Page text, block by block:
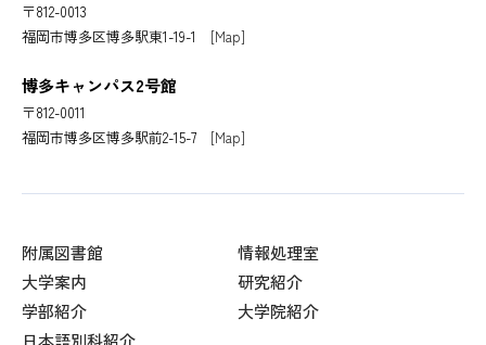
〒812-0013
福岡市博多区博多駅東1-19-1 [Map]
博多キャンパス2号館
〒812-0011
福岡市博多区博多駅前2-15-7 [Map]
附属図書館
情報処理室
大学案内
研究紹介
学部紹介
大学院紹介
日本語別科紹介